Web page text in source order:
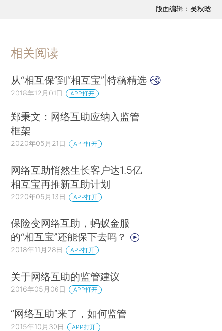
版面编辑：吴秋晗
相关阅读
从“相互保”到“相互宝”|特稿精选
2018年12月01日 APP打开
郑秉文：网络互助应纳入监管
框架
2020年05月21日 APP打开
网络互助悄然生长客户达1.5亿
相互宝再推新互助计划
2020年05月13日 APP打开
保险变网络互助，蚂蚁金服
的“相互宝”还能保下去吗？
2018年11月28日 APP打开
关于网络互助的监管建议
2016年05月06日 APP打开
“网络互助”来了，如何监管
2015年10月30日 APP打开